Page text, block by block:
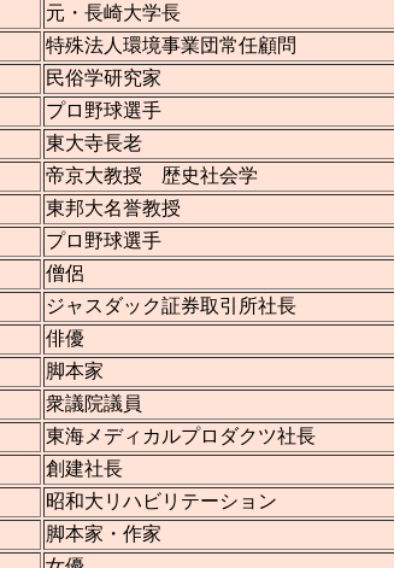
元・長崎大学長
特殊法人環境事業団常任顧問
民俗学研究家
プロ野球選手
東大寺長老
帝京大教授 歴史社会学
東邦大名誉教授
プロ野球選手
僧侶
ジャスダック証券取引所社長
俳優
脚本家
衆議院議員
東海メディカルプロダクツ社長
創建社長
昭和大リハビリテーション
脚本家・作家